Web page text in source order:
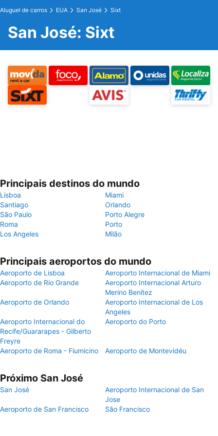
Aluguel de carros EUA San José Sixt
San José: Sixt
Principais destinos do mundo
Lisboa
Miami
Santiago
Orlando
São Paulo
Porto Alegre
Roma
Porto
Los Angeles
Milão
Principais aeroportos do mundo
Aeroporto de Lisboa
Aeroporto Internacional de Miami
Aeroporto de Rio Grande
Aeroporto Internacional Arturo
Merino Benítez
Aeroporto de Orlando
Aeroporto Internacional de Los
Angeles
Aeroporto Internacional do
Recife/Guararapes - Gilberto
Freyre
Aeroporto do Porto
Aeroporto de Roma - Fiumicino Aeroporto de Montevidéu
Próximo San José
San José
Aeroporto Internacional de San
Jose
Aeroporto de San Francisco
São Francisco